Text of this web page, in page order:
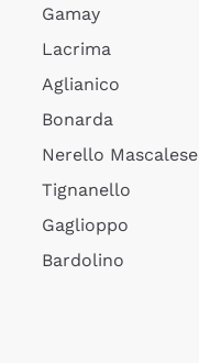
Gamay
Lacrima
Aglianico
Bonarda
Nerello Mascalese
Tignanello
Gaglioppo
Bardolino